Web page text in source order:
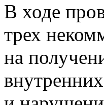
В ходе
трех
на